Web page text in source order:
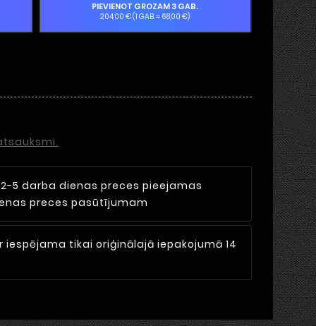
PIEVIENOT GROZAM 3 GAB.
204,00 € (1 GAB. = 68,00 €)
2-5 darba dienas preces pieejamas
preces pasūtījumam
iespējama tikai oriģinālajā iepakojumā 14